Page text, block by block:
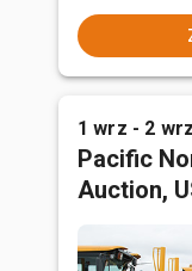
1 wrz - 2 wrz
Pacific
Auction,